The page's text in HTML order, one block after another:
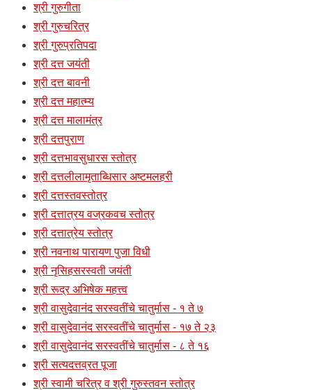
श्री गुरुगीता
श्री गुरुचरित्र
श्री गुरुप्रतिपदा
श्री दत्त जयंती
श्री दत्त बावनी
श्री दत्त महात्म्य
श्री दत्त मालामंत्र
श्री दत्तपुराण
श्री दत्तभावसुधारस स्तोत्र
श्री दत्तलीलामृताब्धिसार अष्टमलहरी
श्री दत्तस्तवस्तोत्र
श्री दत्तात्रय वज्रकवच स्तोत्र
श्री दत्तात्रेय स्तोत्र
श्री नवनाथ पारायण पुजा विधी
श्री नृसिहसरस्वती जयंती
श्री रूद्र अभिषेक महत्त्व
श्री वासुदेवानंद सरस्वतींचे चातुर्मास - १ ते ७
श्री वासुदेवानंद सरस्वतींचे चातुर्मास - १७ ते २३
श्री वासुदेवानंद सरस्वतींचे चातुर्मास - ८ ते १६
श्री सत्यदत्तव्रत पूजा
श्री स्वामी चरित्र व श्री गुरुस्तवन स्तोत्र